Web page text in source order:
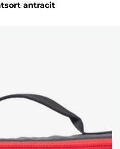
antracit